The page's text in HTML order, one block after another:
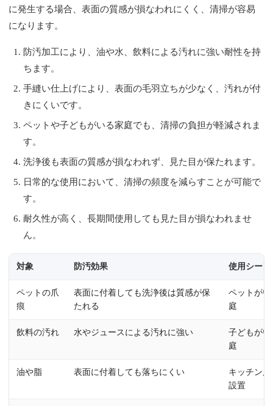
に発生する場合、表面の質感が損なわれにくく、清掃が容易
になります。
防汚加工により、油や水、飲料による汚れに強い耐性を持
ちます。
手縫い仕上げにより、表面の毛羽立ちが少なく、汚れが付
きにくいです。
ペットや子どもがいる家庭でも、清掃の負担が軽減されま
す。
洗浄後も表面の質感が損なわれず、見た目が保たれます。
日常的な使用において、清掃の頻度を減らすことが可能で
す。
耐久性が高く、長期間使用しても見た目が損なわれませ
ん。
対象 防汚効果 使用シーン
ペットの爪
痕
表面に付着しても洗浄後は質感が保
たれる
ペットが
庭
飲料の汚れ 水やジュースによる汚れに強い
子どもが
庭
油や脂 表面に付着しても落ちにくい
キッチン
設置